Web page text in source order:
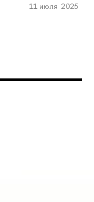
11 июля 2025